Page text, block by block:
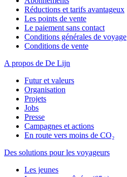
Réductions et tarifs avantageux
Les points de vente
Le paiement sans contact
Conditions générales de voyage
Conditions de vente
A propos de De Lijn
Futur et valeurs
Organisation
Projets
Jobs
Presse
Campagnes et actions
En route vers moins de CO₂
Des solutions pour les voyageurs
Les jeunes